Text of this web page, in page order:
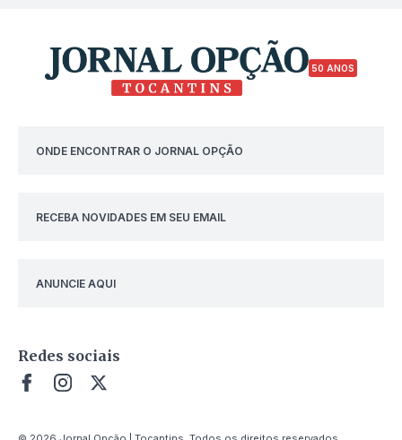
50 ANOS
ONDE ENCONTRAR O JORNAL OPÇÃO
RECEBA NOVIDADES EM SEU EMAIL
ANUNCIE AQUI
Redes sociais